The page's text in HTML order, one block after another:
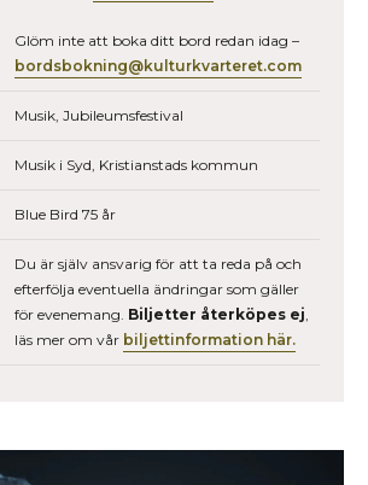
Glöm inte att boka ditt bord redan idag –
bordsbokning@kulturkvarteret.com
Musik, Jubileumsfestival
Musik i Syd, Kristianstads kommun
Blue Bird 75 år
Du är själv ansvarig för att ta reda på och
efterfölja eventuella ändringar som gäller
för evenemang. Biljetter återköpes ej
läs mer om vår biljettinformation här.